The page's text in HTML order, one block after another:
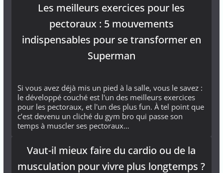
Les meilleurs exercices pour les
pectoraux : 5 mouvements
indispensables pour se transformer en
Superman
Si vous avez déjà mis un pied à la salle, vous le savez :
le développé couché est l'un des meilleurs exercices
pour les pectoraux, et l'un des plus fun. À tel point que
c’est devenu un cliché du gym bro qui passe son
temps à muscler ses pectoraux…
Vaut-il mieux faire du cardio ou de la
musculation pour vivre plus longtemps ?